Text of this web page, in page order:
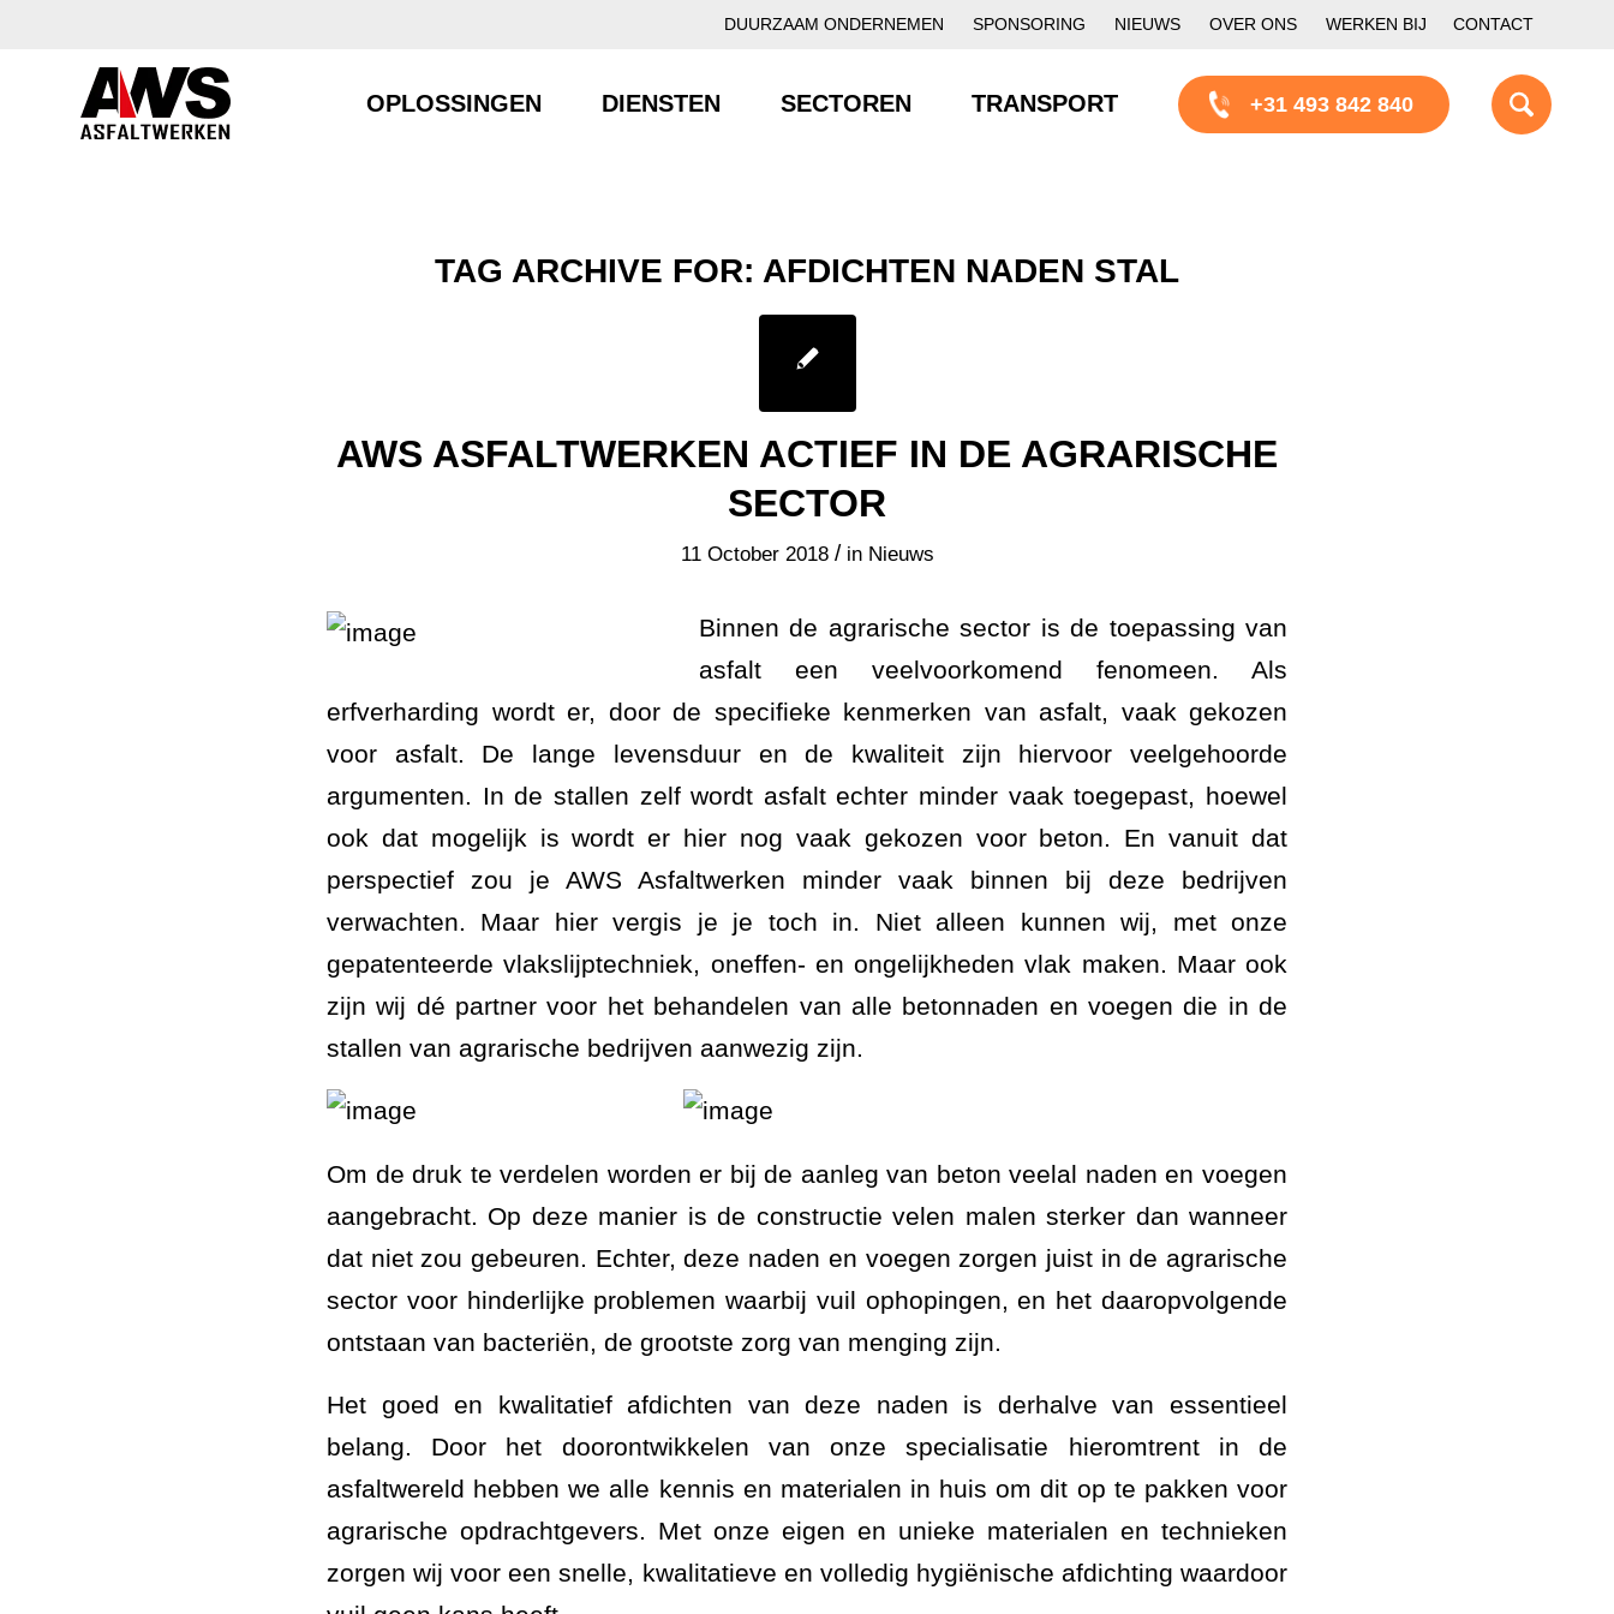
DUURZAAM ONDERNEMEN SPONSORING NIEUWS OVER ONS WERKEN BIJ CONTACT
OPLOSSINGEN DIENSTEN SECTOREN TRANSPORT +31 493 842 840
TAG ARCHIVE FOR: AFDICHTEN NADEN STAL
AWS ASFALTWERKEN ACTIEF IN DE AGRARISCHE
SECTOR
11 October 2018 / in Nieuws
Binnen de agrarische sector is de toepassing van
asfalt een veelvoorkomend fenomeen. Als
erfverharding wordt er, door de specifieke kenmerken van asfalt, vaak gekozen
voor asfalt. De lange levensduur en de kwaliteit zijn hiervoor veelgehoorde
argumenten. In de stallen zelf wordt asfalt echter minder vaak toegepast, hoewel
ook dat mogelijk is wordt er hier nog vaak gekozen voor beton. En vanuit dat
perspectief zou je AWS Asfaltwerken minder vaak binnen bij deze bedrijven
verwachten. Maar hier vergis je je toch in. Niet alleen kunnen wij, met onze
gepatenteerde vlakslijptechniek, oneffen- en ongelijkheden vlak maken. Maar ook
zijn wij dé partner voor het behandelen van alle betonnaden en voegen die in de
stallen van agrarische bedrijven aanwezig zijn.
Om de druk te verdelen worden er bij de aanleg van beton veelal naden en voegen
aangebracht. Op deze manier is de constructie velen malen sterker dan wanneer
dat niet zou gebeuren. Echter, deze naden en voegen zorgen juist in de agrarische
sector voor hinderlijke problemen waarbij vuil ophopingen, en het daaropvolgende
ontstaan van bacteriën, de grootste zorg van menging zijn.
Het goed en kwalitatief afdichten van deze naden is derhalve van essentieel
belang. Door het doorontwikkelen van onze specialisatie hieromtrent in de
asfaltwereld hebben we alle kennis en materialen in huis om dit op te pakken voor
agrarische opdrachtgevers. Met onze eigen en unieke materialen en technieken
zorgen wij voor een snelle, kwalitatieve en volledig hygiënische afdichting waardoor